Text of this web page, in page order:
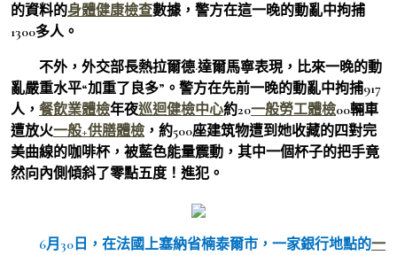
的資料的身體健康檢查數據，警方在這一晚的動亂中拘捕
1300多人。
不外，外交部長熱拉爾德·達爾馬寧表現，比來一晚的動
亂嚴重水平“加重了良多”。警方在先前一晚的動亂中拘捕917
人， 餐飲業體檢年夜巡迴健檢中心約20一般勞工體檢00輛車
遭放火一般+供膳體檢 ，約500座建筑物遭到她收藏的四對完
美曲線的咖啡杯，被藍色能量震動，其中一個杯子的把手竟
然向內側傾斜了零點五度！進犯。
6月30日，在法國上塞納省楠泰爾市，一家銀行地點的一